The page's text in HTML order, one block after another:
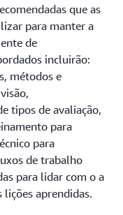
que as
para manter a
de
incluirão:
métodos e
tipos de avaliação,
para
para
de trabalho
para lidar com o a
aprendidas.